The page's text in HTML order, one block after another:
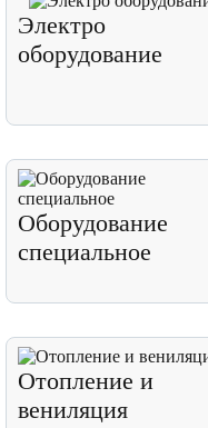
Электро
оборудование
Оборудование
специальное
Отопление и
вениляция